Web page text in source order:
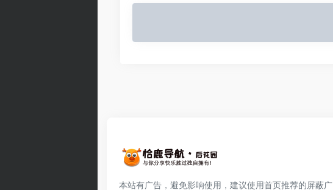
本站有广告，避免影响使用，建议使用首页推荐的屏蔽广